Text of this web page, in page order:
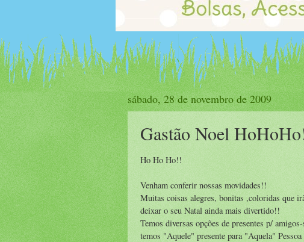
sábado, 28 de novembro de 2009
Gastão Noel
Ho Ho Ho!!
Venham conferir nossas movidades!!
Muitas coisas alegres, bonitas ,coloridas que
deixar o seu Natal ainda mais divertido!!
Temos diversas opções de presentes p/
temos "Aquele" presente para "Aquela"